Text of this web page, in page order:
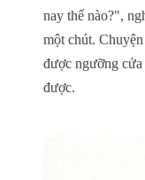
nay thế nào?",
một chút.
được ngưỡng
được.